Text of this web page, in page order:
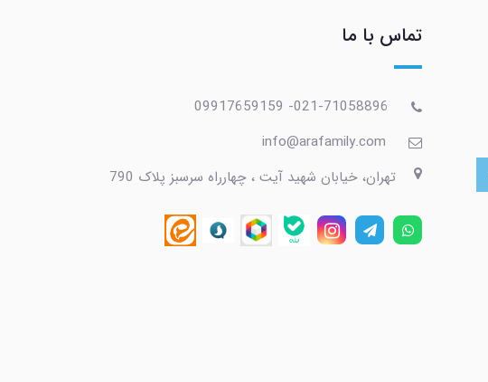
تماس با ما
تهران، خیابان شهید آیت ، چهارراه سرسبز پلاک 790